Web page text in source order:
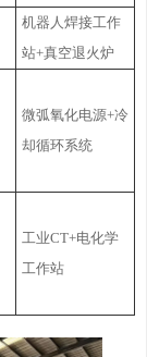
机器人焊接工作
站+真空退火炉
微弧氧化电源+冷
却循环系统
工业CT+电化学
工作站